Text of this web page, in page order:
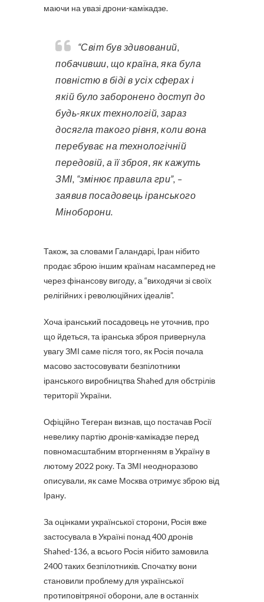
маючи на увазі дрони-камікадзе.
“Світ був здивований,
побачивши, що країна, яка була
повністю в біді в усіх сферах і
якій було заборонено доступ до
будь-яких технологій, зараз
досягла такого рівня, коли вона
перебуває на технологічній
передовій, а її зброя, як кажуть
ЗМІ, “змінює правила гри”, –
заявив посадовець іранського
Міноборони.
Також, за словами Галандарі, Іран нібито
продає зброю іншим країнам насамперед не
через фінансову вигоду, а “виходячи зі своїх
релігійних і революційних ідеалів”.
Хоча іранський посадовець не уточнив, про
що йдеться, та іранська зброя привернула
увагу ЗМІ саме після того, як Росія почала
масово застосовувати безпілотники
іранського виробництва Shahed для обстрілів
території України.
Офіційно Тегеран визнав, що постачав Росії
невелику партію дронів-камікадзе перед
повномасштабним вторгненням в Україну в
лютому 2022 року. Та ЗМІ неодноразово
описували, як саме Москва отримує зброю від
Ірану.
За оцінками української сторони, Росія вже
застосувала в Україні понад 400 дронів
Shahed-136, а всього Росія нібито замовила
2400 таких безпілотників. Спочатку вони
становили проблему для української
протиповітряної оборони, але в останніх